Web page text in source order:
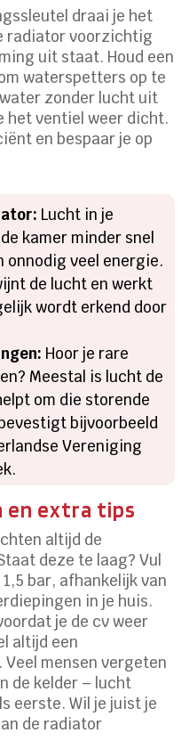
draai je het
radiator voorzichtig
uit staat. Houd een
waterspetters op te
zonder lucht uit
het ventiel weer dicht.
en bespaar je op
Lucht in je
kamer minder snel
onnodig veel energie.
de lucht en werkt
wordt erkend door
Hoor je rare
Meestal is lucht de
om die storende
bijvoorbeeld
Vereniging
en extra tips
altijd de
deze te laag? Vul
bar, afhankelijk van
in je huis.
je de cv weer
altijd een
mensen vergeten
de kelder – lucht
eerste. Wil je juist je
de radiator